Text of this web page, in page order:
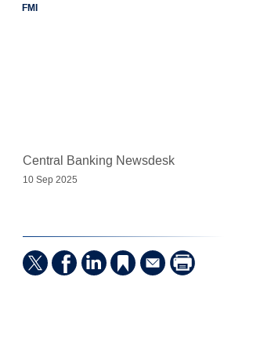
FMI
Central Banking Newsdesk
10 Sep 2025